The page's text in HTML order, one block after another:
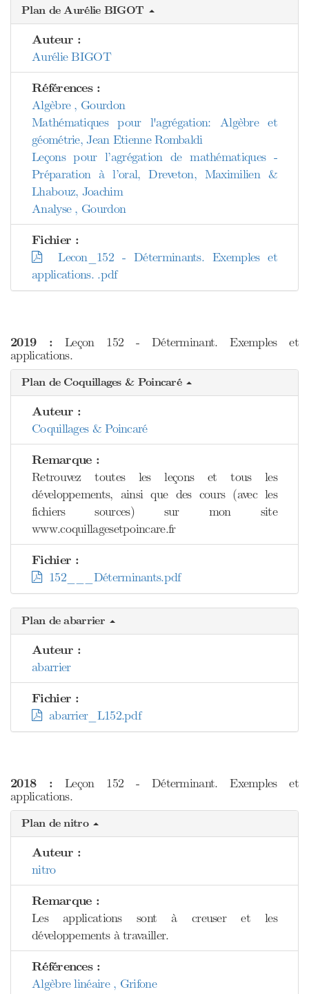
Plan de Aurélie BIGOT
Auteur :
Aurélie BIGOT
Références :
Algèbre , Gourdon
Mathématiques pour l'agrégation: Algèbre et
géométrie, Jean Etienne Rombaldi
Leçons pour l’agrégation de mathématiques -
Préparation à l’oral, Dreveton, Maximilien &
Lhabouz, Joachim
Analyse , Gourdon
Fichier :
Lecon_152 - Déterminants. Exemples et
applications. .pdf
2019 : Leçon 152 - Déterminant. Exemples et
applications.
Plan de Coquillages & Poincaré
Auteur :
Coquillages & Poincaré
Remarque :
Retrouvez toutes les leçons et tous les
développements, ainsi que des cours (avec les
fichiers sources) sur mon site
www.coquillagesetpoincare.fr
Fichier :
152___Déterminants.pdf
Plan de abarrier
Auteur :
abarrier
Fichier :
abarrier_L152.pdf
2018 : Leçon 152 - Déterminant. Exemples et
applications.
Plan de nitro
Auteur :
nitro
Remarque :
Les applications sont à creuser et les
développements à travailler.
Références :
Algèbre linéaire , Grifone